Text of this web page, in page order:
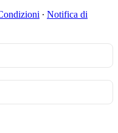
∙ Notifica di